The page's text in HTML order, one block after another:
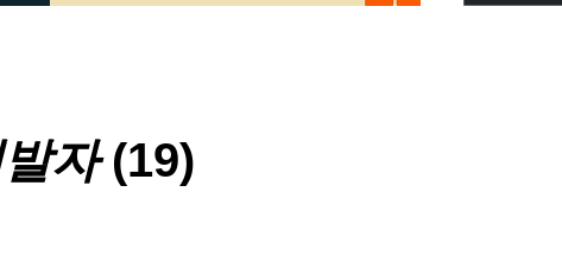
자(19)